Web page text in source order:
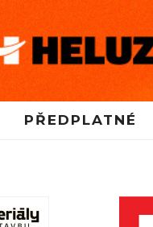
PŘEDPLATNÉ